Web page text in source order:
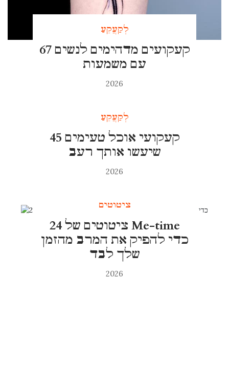
לְקַעֲקֵעַ
67 קעקועים מדהימים לנשים
עם משמעות
2026
לְקַעֲקֵעַ
45 קעקועי אוכל טעימים
שיעשו אותך רעב
2026
ציטוטים
24 ציטוטים של Me-time
כדי להפיק את המרב מהזמן
שלך לבד
2026